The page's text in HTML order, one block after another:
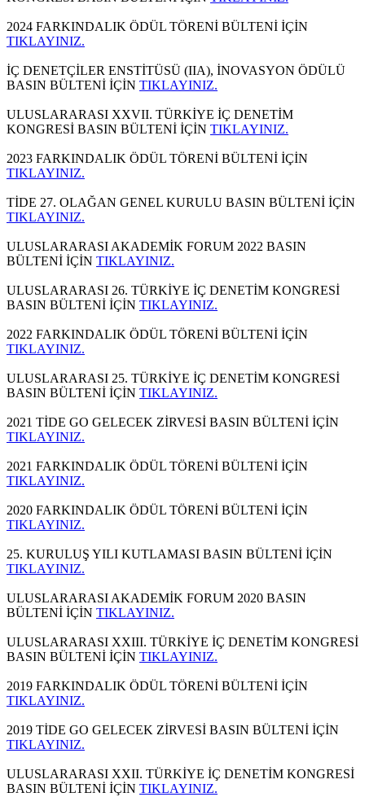
2024 FARKINDALIK ÖDÜL TÖRENİ BÜLTENİ İÇİN
TIKLAYINIZ.
İÇ DENETÇİLER ENSTİTÜSÜ (IIA), İNOVASYON ÖDÜLÜ
BASIN BÜLTENİ İÇİN TIKLAYINIZ.
ULUSLARARASI XXVII. TÜRKİYE İÇ DENETİM
KONGRESİ BASIN BÜLTENİ İÇİN TIKLAYINIZ.
2023 FARKINDALIK ÖDÜL TÖRENİ BÜLTENİ İÇİN
TIKLAYINIZ.
TİDE 27. OLAĞAN GENEL KURULU BASIN BÜLTENİ İÇİN
TIKLAYINIZ.
ULUSLARARASI AKADEMİK FORUM 2022 BASIN
BÜLTENİ İÇİN TIKLAYINIZ.
ULUSLARARASI 26. TÜRKİYE İÇ DENETİM KONGRESİ
BASIN BÜLTENİ İÇİN TIKLAYINIZ.
2022 FARKINDALIK ÖDÜL TÖRENİ BÜLTENİ İÇİN
TIKLAYINIZ.
ULUSLARARASI 25. TÜRKİYE İÇ DENETİM KONGRESİ
BASIN BÜLTENİ İÇİN TIKLAYINIZ.
2021 TİDE GO GELECEK ZİRVESİ BASIN BÜLTENİ İÇİN
TIKLAYINIZ.
2021 FARKINDALIK ÖDÜL TÖRENİ BÜLTENİ İÇİN
TIKLAYINIZ.
2020 FARKINDALIK ÖDÜL TÖRENİ BÜLTENİ İÇİN
TIKLAYINIZ.
25. KURULUŞ YILI KUTLAMASI BASIN BÜLTENİ İÇİN
TIKLAYINIZ.
ULUSLARARASI AKADEMİK FORUM 2020 BASIN
BÜLTENİ İÇİN TIKLAYINIZ.
ULUSLARARASI XXIII. TÜRKİYE İÇ DENETİM KONGRESİ
BASIN BÜLTENİ İÇİN TIKLAYINIZ.
2019 FARKINDALIK ÖDÜL TÖRENİ BÜLTENİ İÇİN
TIKLAYINIZ.
2019 TİDE GO GELECEK ZİRVESİ BASIN BÜLTENİ İÇİN
TIKLAYINIZ.
ULUSLARARASI XXII. TÜRKİYE İÇ DENETİM KONGRESİ
BASIN BÜLTENİ İÇİN TIKLAYINIZ.